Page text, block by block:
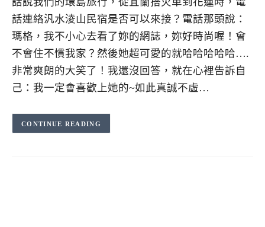
話連絡汎水淩山民宿是否可以來接？電話那頭說：
瑪格，我不小心去看了妳的網誌，妳好時尚喔！會
不會住不慣我家？然後她超可愛的就哈哈哈哈哈….
非常爽朗的大笑了！我還沒回答，就在心裡告訴自
己：我一定會喜歡上她的~如此真誠不虛…
CONTINUE READING